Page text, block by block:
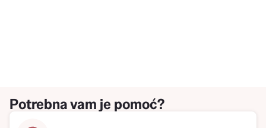
Potrebna vam je pomoć?